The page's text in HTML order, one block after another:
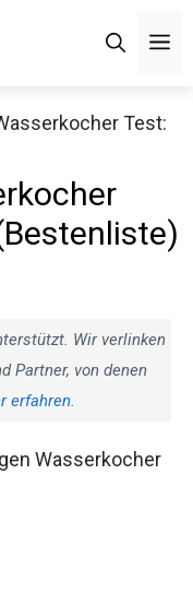
Test:
Wir verlinken
Partner, von denen
erfahren.
Wasserkocher